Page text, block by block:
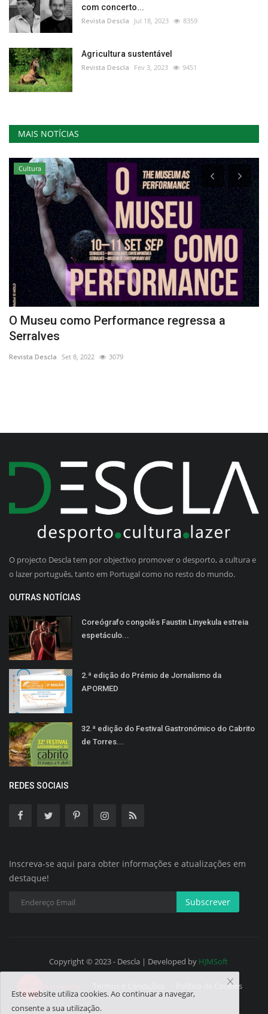
com concerto...
Revista Descla Jul 18, 2023 8359
Agricultura sustentável
Revista Descla Fev 3, 2023 9451
MAIS NOTÍCIAS
Cultura
O Museu como Performance regressa a
Serralves
Revista Descla Set 8, 2022 3079
O projecto Descla tem por objectivo promover o desporto, a cultura e
o lazer português, tanto em Portugal como no resto do mundo.
OUTRAS NOTÍCIAS
Coreógrafo congolês Faustin Linyekula estreia
espetáculo...
2.ª edição do Prémio de Jornalismo da
APORMED
32.ª edição do Festival Gastronómico do Cabrito
de Torres...
REDES SOCIAIS
Inscreva-se aqui para obter informações e atualizações em
destaque!
Subscrever
Copyright © 2023 - Descla | Developed by HJMSoft
Política de Cookies
Este website utiliza cookies. Ao continuar a navegar,
consente a sua utilização.